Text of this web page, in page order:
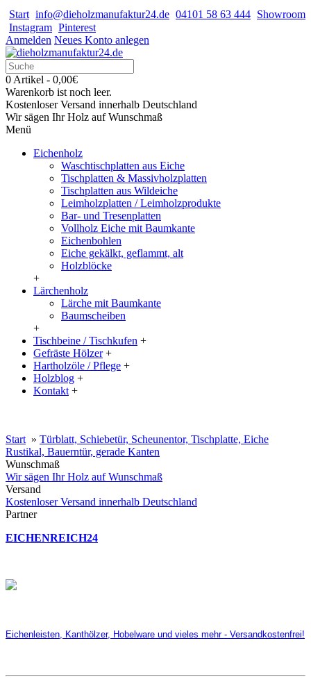
Start info@dieholzmanufaktur24.de 04101 58 63 444 Showroom
Instagram Pinterest
Anmelden Neues Konto anlegen
0 Artikel - 0,00€
Warenkorb ist noch leer.
Kostenloser Versand innerhalb Deutschland
Wir sägen Ihr Holz auf Wunschmaß
Menü
Eichenholz
Waschtischplatten aus Eiche
Tischplatten & Massivholzplatten
Tischplatten aus Wildeiche
Leimholzplatten / Leimholzprodukte
Bar- und Tresenplatten
Vollholz Eiche mit Baumkante
Eichenbohlen
Eiche gekälkt, geflammt, alt
Holzblöcke
+
Lärchenholz
Lärche mit Baumkante
Baumscheiben
+
Tischbeine / Tischkufen +
Gefräste Hölzer +
Hartholzöle / Pflege +
Holzblog +
Kontakt +
Start » Türblatt, Schiebetür, Scheunentor, Tischplatte, Eiche
Rustikal, Bauerntür, gerade Kanten
Wunschmaß
Wir sägen Ihr Holz auf Wunschmaß
Versand
Kostenloser Versand innerhalb Deutschland
Partner
EICHENREICH24
Eichenleisten, Kanthölzer, Hobelware und vieles mehr - Versandkostenfrei!